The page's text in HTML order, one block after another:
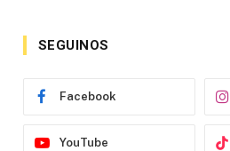
SEGUINOS
Facebook
YouTube